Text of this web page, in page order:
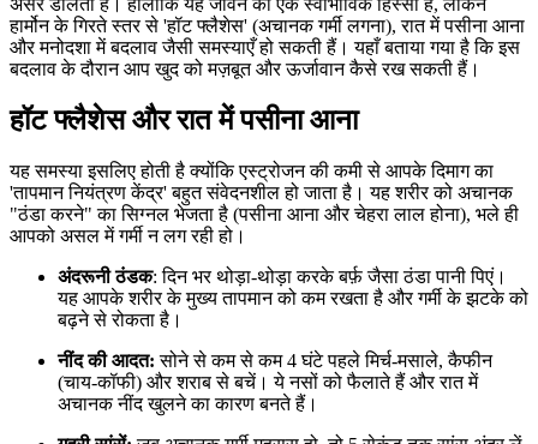
हार्मोन के गिरते स्तर से 'हॉट फ्लैशेस' (अचानक गर्मी लगना), रात में पसीना आना
और मनोदशा में बदलाव जैसी समस्याएँ हो सकती हैं। यहाँ बताया गया है कि इस
बदलाव के दौरान आप खुद को मज़बूत और ऊर्जावान कैसे रख सकती हैं।
हॉट फ्लैशेस और रात में पसीना आना
यह समस्या इसलिए होती है क्योंकि एस्ट्रोजन की कमी से आपके दिमाग का
'तापमान नियंत्रण केंद्र' बहुत संवेदनशील हो जाता है। यह शरीर को अचानक
"ठंडा करने" का सिग्नल भेजता है (पसीना आना और चेहरा लाल होना), भले ही
आपको असल में गर्मी न लग रही हो।
अंदरूनी ठंडक: दिन भर थोड़ा-थोड़ा करके बर्फ़ जैसा ठंडा पानी पिएं।
यह आपके शरीर के मुख्य तापमान को कम रखता है और गर्मी के झटके को
बढ़ने से रोकता है।
नींद की आदत: सोने से कम से कम 4 घंटे पहले मिर्च-मसाले, कैफीन
(चाय-कॉफी) और शराब से बचें। ये नसों को फैलाते हैं और रात में
अचानक नींद खुलने का कारण बनते हैं।